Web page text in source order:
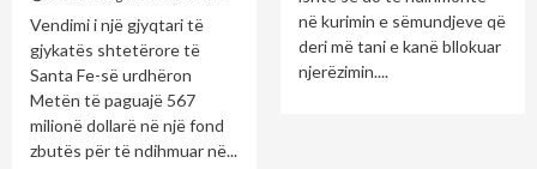
Vendimi i një gjyqtari të
gjykatës shtetërore të
Santa Fe-së urdhëron
Metën të paguajë 567
milionë dollarë në një fond
zbutës për të ndihmuar në...
në kurimin e sëmundjeve që
deri më tani e kanë bllokuar
njerëzimin....